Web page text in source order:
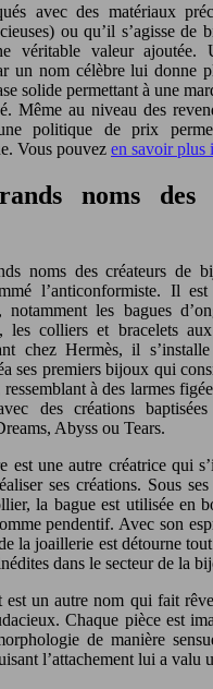
avec des matériaux
ou qu’il s’agisse de
véritable valeur
un nom célèbre lui donne
solide permettant à une
Même au niveau des
politique de prix
Vous pouvez en savoir plus
noms
noms des créateurs de
l’anticonformiste. Il
notamment les bagues
les colliers et bracelets
chez Hermès, il
ses premiers bijoux qui
à des larmes
des créations
Abyss ou Tears.
est une autre créatrice qui
ses créations. Sous
la bague est utilisée en
pendentif. Avec son
la joaillerie est détourne
dans le secteur de la
un autre nom qui fait
Chaque pièce est
de manière
l’attachement lui a valu